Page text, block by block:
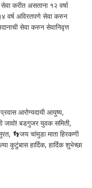
करीत असताना १२ वर्षा
वर्ष अविरतपणे सेवा करुन
सेवा करुन सेवानिवृत्त
आरोग्यदायी आयुष्य,
जावो! बडगुजर युवक समिती,
👣जय चांमुडा माता हिरकणी
हार्दिक, हार्दिक शुभेच्छा